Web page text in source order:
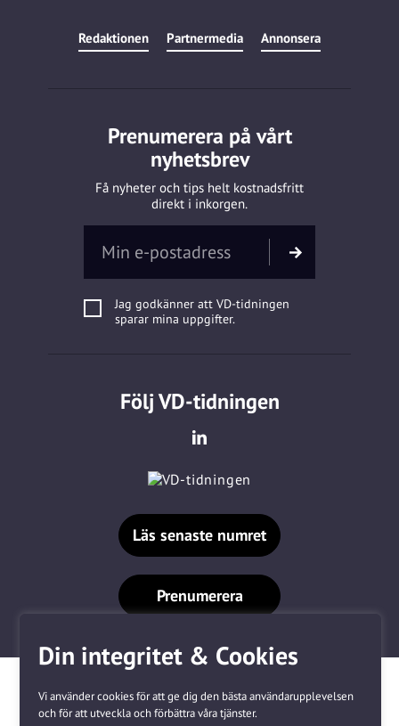
Din integritet & Cookies
Vi använder cookies för att ge dig den bästa användarupplevelsen
och för att utveckla och förbättra våra tjänster.
Redaktionen Partnermedia Annonsera
Prenumerera på vårt
nyhetsbrev
Få nyheter och tips helt kostnadsfritt
direkt i inkorgen.
Jag godkänner att VD-tidningen
sparar mina uppgifter.
Följ VD-tidningen
Läs senaste numret
Prenumerera